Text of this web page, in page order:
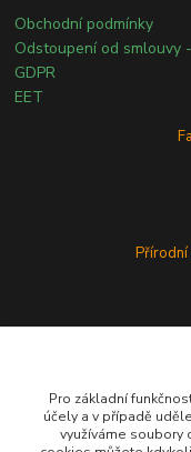
Obchodní podmínky
Odstoupení od smlouvy
GDPR
EET
Přírodní
Pro základní
účely a v případě
využíváme soubory